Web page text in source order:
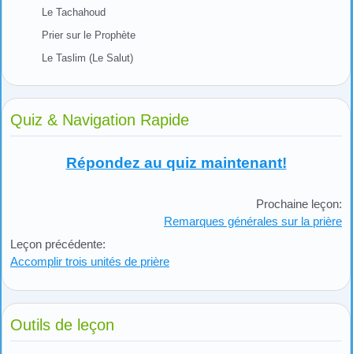
Le Tachahoud
Prier sur le Prophète
Le Taslim (Le Salut)
Quiz & Navigation Rapide
Répondez au quiz maintenant!
Leçon précédente:
Accomplir trois unités de prière
Prochaine leçon:
Remarques générales sur la prière
Outils de leçon